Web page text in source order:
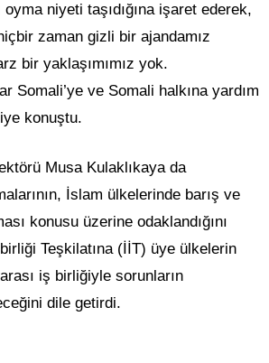
oyma niyeti taşıdığına işaret ederek,
zaman gizli bir ajandamız
bir yaklaşımımız yok.
Somali’ye ve Somali halkına yardım
konuştu.
Musa Kulaklıkaya da
İslam ülkelerinde barış ve
konusu üzerine odaklandığını
Teşkilatına (İİT) üye ülkelerin
iş birliğiyle sorunların
dile getirdi.